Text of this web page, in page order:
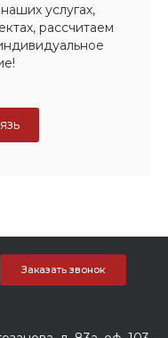
услугах,
рассчитаем
Заказать звонок